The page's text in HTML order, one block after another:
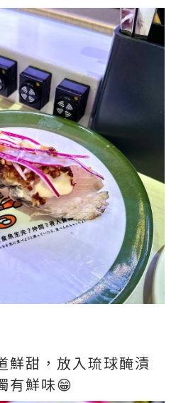
鮮甜，放入琉球醃漬
有鮮味😁